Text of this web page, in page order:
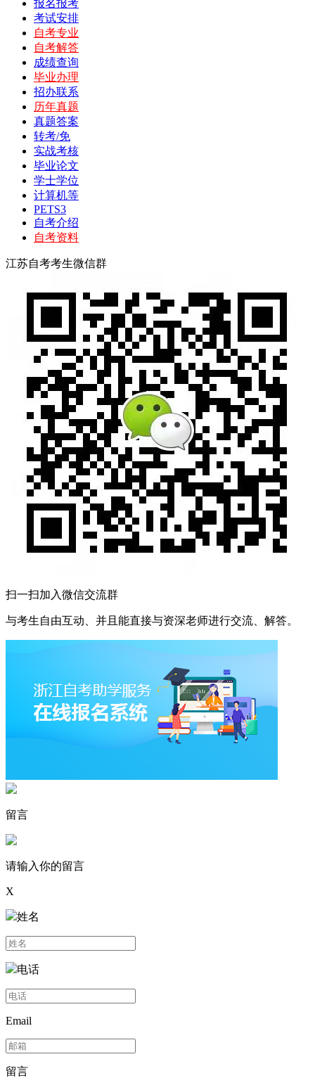
报名报考
考试安排
自考专业
自考解答
成绩查询
毕业办理
招办联系
历年真题
真题答案
转考/免
实战考核
毕业论文
学士学位
计算机等
PETS3
自考介绍
自考资料
江苏自考考生微信群
扫一扫加入微信交流群
与考生自由互动、并且能直接与资深老师进行交流、解答。
留言
请输入你的留言
X
姓名
电话
Email
留言